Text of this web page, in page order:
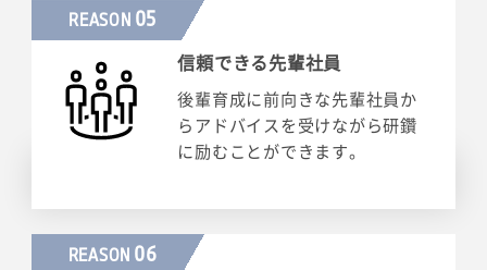
REASON 05
信頼できる先輩社員
後輩育成に前向きな先輩社員か
らアドバイスを受けながら研鑽
に励むことができます。
REASON 06